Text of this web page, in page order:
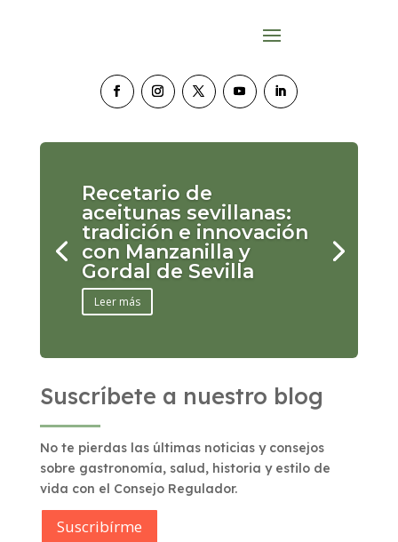
Recetario de
aceitunas sevillanas:
tradición e innovación
con Manzanilla y
Gordal de Sevilla
Leer más
Suscríbete a nuestro blog
No te pierdas las últimas noticias y consejos
sobre gastronomía, salud, historia y estilo de
vida con el Consejo Regulador.
Suscribírme